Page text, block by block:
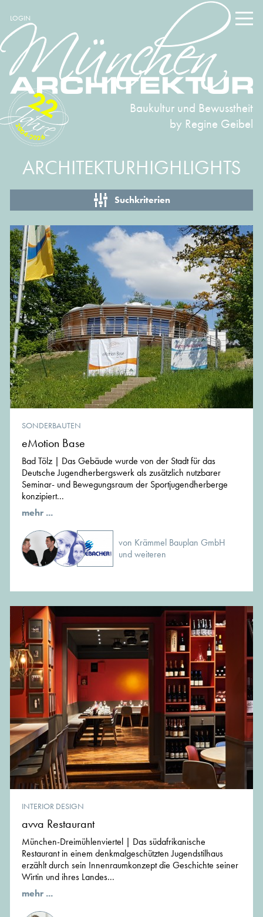
LOGIN
Baukultur und Bewusstheit
by Regine Geibel
2004-2026
22
ARCHITEKTURHIGHLIGHTS
Suchkriterien
SONDERBAUTEN
eMotion Base
Bad Tölz | Das Gebäude wurde von der Stadt für das
Deutsche Jugendherbergswerk als zusätzlich nutzbarer
Seminar- und Bewegungsraum der Sportjugendherberge
konzipiert...
mehr ...
von Krämmel Bauplan GmbH
und weiteren
INTERIOR DESIGN
avva Restaurant
München-Dreimühlenviertel | Das südafrikanische
Restaurant in einem denkmalgeschützten Jugendstilhaus
erzählt durch sein Innenraumkonzept die Geschichte seiner
Wirtin und ihres Landes...
mehr ...